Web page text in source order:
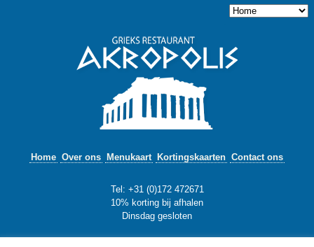
Home Over ons Menukaart Kortingskaarten Contact ons
Tel: +31 (0)172 472671
10% korting bij afhalen
Dinsdag gesloten